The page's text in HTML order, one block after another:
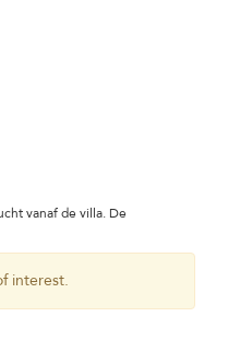
vanaf de villa. De
interest.